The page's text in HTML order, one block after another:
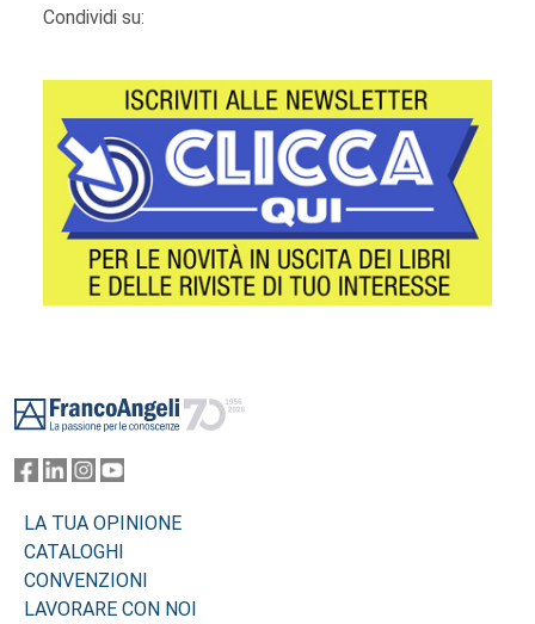
Condividi su:
LA TUA OPINIONE
CATALOGHI
CONVENZIONI
LAVORARE CON NOI